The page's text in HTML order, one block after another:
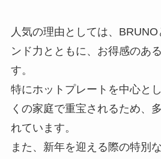
人気の理由としては、
ンド力とともに、お得感のあ
す。
特にホットプレートを中心と
くの家庭で重宝されるため、
れています。
また、新年を迎える際の特別